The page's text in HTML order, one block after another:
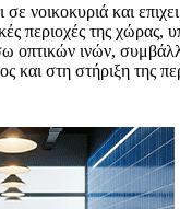
νοικοκυριά και
περιοχές της χώρας,
οπτικών ινών,
και στη στήριξη της